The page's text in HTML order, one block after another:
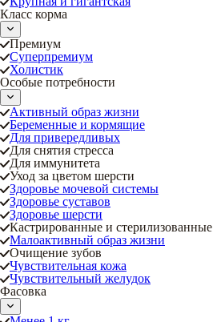
Класс корма
Премиум
Суперпремиум
Холистик
Особые потребности
Активный образ жизни
Беременные и кормящие
Для привередливых
Для снятия стресса
Для иммунитета
Уход за цветом шерсти
Здоровье мочевой системы
Здоровье суставов
Здоровье шерсти
Кастрированные и стерилизованные
Малоактивный образ жизни
Очищение зубов
Чувствительная кожа
Чувствительный желудок
Фасовка